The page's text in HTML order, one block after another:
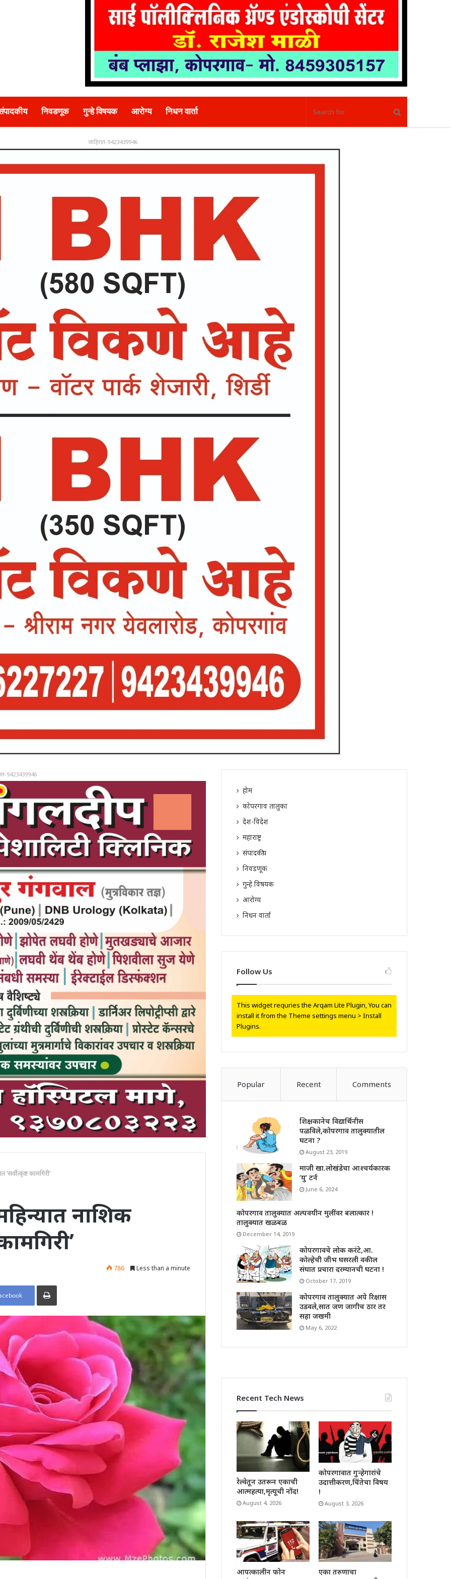
निवडणूक गुन्हे विषयक आरोग्य निधन वार्ता
जाहिरात-9423439946
9423439946
कामग‍िरी’
नाश‍िक
786 Less than a minute
Print
होम
कोपरगाव तालुका
देश-विदेश
महाराष्ट्र
संपादकीय
निवडणूक
गुन्हे विषयक
आरोग्य
निधन वार्ता
Follow Us
This widget requries the Arqam Lite Plugin, You can
install it from the Theme settings menu > Install
Plugins.
Popular Recent Comments
शिक्षकानेच विद्यार्थिनीस
पळविले,कोपरगाव तालुक्यातील
घटना ?
August 23, 2019
माजी खा.लोखंडेचा आश्चर्यकारक
‘यु’ टर्न
June 6, 2024
कोपरगाव तालुक्यात अल्पवयीन मुलींवर बलात्कार !
तालुक्यात खळबळ
December 14, 2019
कोपरगावचे लोक करंटे,आ.
कोल्हेची जीभ घसरली वकील
संघात प्रचारा दरम्यानची घटना !
October 17, 2019
कोपरगाव तालुक्यात अपे रिक्षास
उडवले,सात जण जागीच ठार तर
सहा जखमी
May 6, 2022
Recent Tech News
रेल्वेतून उतरून एकाची
आत्महत्या,मृत्यूची नोंद!
August 4, 2026
कोपरगावात गुन्हेगारांचे
उदात्तीकरण,चिंतेचा विषय
!
August 3, 2026
आपत्कालीन फोन
एका तरुणाचा